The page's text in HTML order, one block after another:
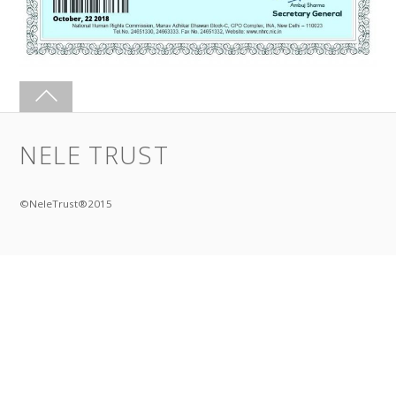
NELE TRUST
©NeleTrust®2015